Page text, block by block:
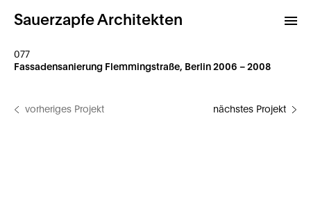
Sauerzapfe Architekten
Archiv
077
Fassadensanierung Flemmingstraße, Berlin 2006 – 2008
vorheriges Projekt nächstes Projekt